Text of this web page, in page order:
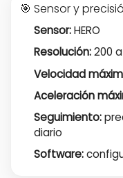
🎯 Sensor y
Sensor:HERO
Resolución:200 a
Velocidad
Aceleración
Seguimiento:
diario
Software: